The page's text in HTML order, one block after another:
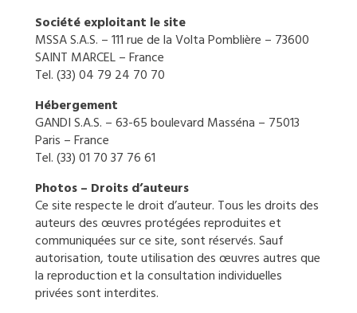
Société exploitant le site
MSSA S.A.S. – 111 rue de la Volta Pomblière – 73600
SAINT MARCEL – France
Tel. (33) 04 79 24 70 70
Hébergement
GANDI S.A.S. – 63-65 boulevard Masséna – 75013
Paris – France
Tel. (33) 01 70 37 76 61
Photos – Droits d’auteurs
Ce site respecte le droit d’auteur. Tous les droits des
auteurs des œuvres protégées reproduites et
communiquées sur ce site, sont réservés. Sauf
autorisation, toute utilisation des œuvres autres que
la reproduction et la consultation individuelles
privées sont interdites.